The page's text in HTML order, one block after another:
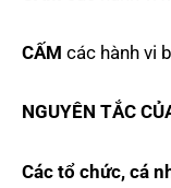
CẤM các hành vi
NGUYÊN TẮC
Các tổ chức, cá